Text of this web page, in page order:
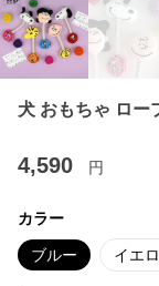
犬 おもちゃ ロー
4,590 円
カラー
ブルー イエ